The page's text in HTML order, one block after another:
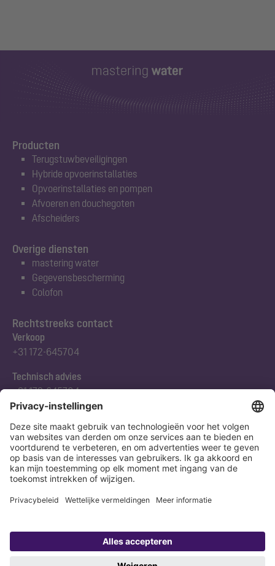
Producten
Terugstuwbeveiligingen
Hybride opvoerinstallaties
Opvoerinstallaties en pompen
Afvoeren en douchegoten
Afscheiders
Rechtstreeks contact
Verkoop
+31 172-645704
Technisch advies
+31 172-645704
Abonneert u zich op onze nieuwsbrief
Nu aanmelden
Overige diensten
mastering water
Gegevensbescherming
Colofon
Verklaring Colofon